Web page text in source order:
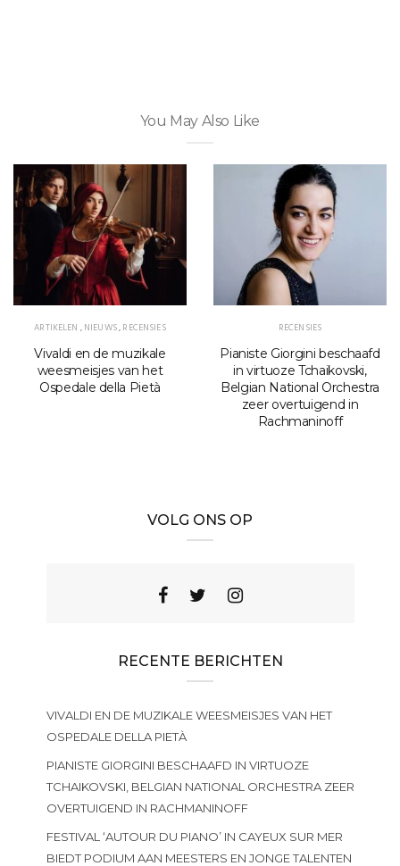
You May Also Like
ARTIKELEN ,NIEUWS,RECENSIES
Vivaldi en de muzikale
weesmeisjes van het
Ospedale della Pietà
RECENSIES
Pianiste Giorgini beschaafd
in virtuoze Tchaikovski,
Belgian National Orchestra
zeer overtuigend in
Rachmaninoff
VOLG ONS OP
RECENTE BERICHTEN
VIVALDI EN DE MUZIKALE WEESMEISJES VAN HET
OSPEDALE DELLA PIETÀ
PIANISTE GIORGINI BESCHAAFD IN VIRTUOZE
TCHAIKOVSKI, BELGIAN NATIONAL ORCHESTRA ZEER
OVERTUIGEND IN RACHMANINOFF
FESTIVAL ‘AUTOUR DU PIANO’ IN CAYEUX SUR MER
BIEDT PODIUM AAN MEESTERS EN JONGE TALENTEN